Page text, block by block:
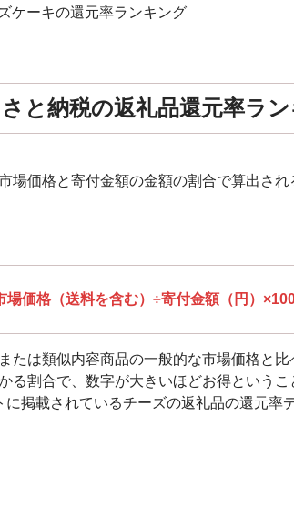
ケーキの還元率ランキング
と納税の返礼品還元率ラン
場価格と寄付金額の金額の割合で算出され
場価格（送料を含む）÷寄付金額（円）
たは類似内容商品の一般的な市場価格と
る割合で、数字が大きいほどお得というこ
に掲載されているチーズの返礼品の還元率